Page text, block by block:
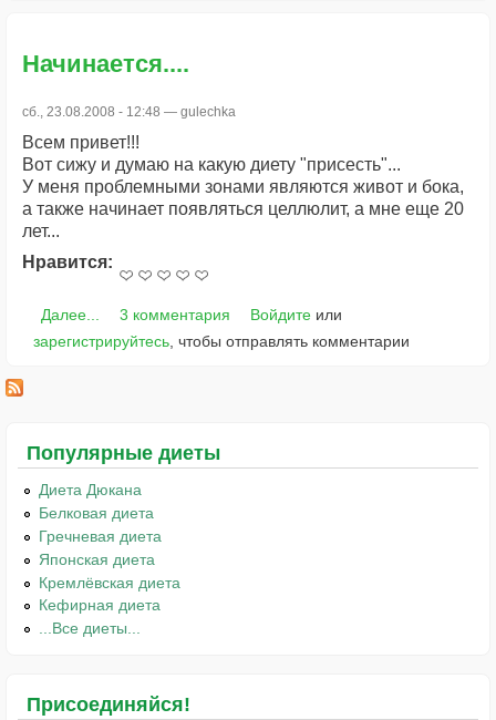
Начинается....
сб., 23.08.2008 - 12:48 — gulechka
Всем привет!!!
Вот сижу и думаю на какую диету "присесть"...
У меня проблемными зонами являются живот и бока,
а также начинает появляться целлюлит, а мне еще 20
лет...
Нравится:
Далее... 3 комментария Войдитеили
зарегистрируйтесь, чтобы отправлять комментарии
Популярные диеты
Диета Дюкана
Белковая диета
Гречневая диета
Японская диета
Кремлёвская диета
Кефирная диета
...Все диеты...
Присоединяйся!